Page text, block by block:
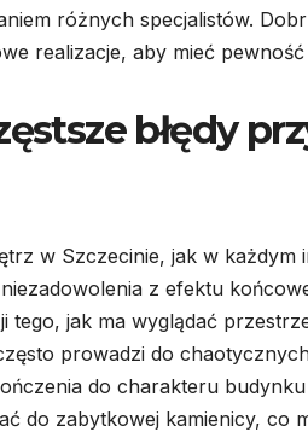
różnych specjalistów.
realizacje, aby mieć
błędy
w Szczecinie, jak w każdym
z efektu
tego, jak ma wyglądać
prowadzi do
do charakteru
do zabytkowej kamienicy, co